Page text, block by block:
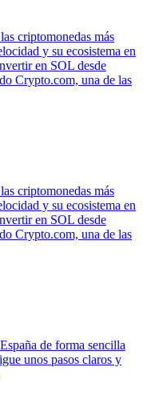
criptomonedas más
y su ecosistema en
en SOL desde
Crypto.com, una de las
criptomonedas más
y su ecosistema en
en SOL desde
Crypto.com, una de las
de forma sencilla
unos pasos claros y